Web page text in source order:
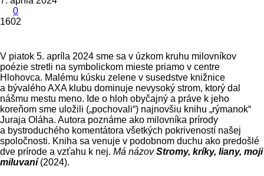
0
1602
V piatok 5. apríla 2024 sme sa v úzkom kruhu milovníkov
poézie stretli na symbolickom mieste priamo v centre
Hlohovca. Malému kúsku zelene v susedstve knižnice
a bývalého AXA klubu dominuje nevysoký strom, ktorý dal
nášmu mestu meno. Ide o hloh obyčajný a práve k jeho
koreňom sme uložili („pochovali“) najnovšiu knihu „rýmanok“
Juraja Oláha. Autora poznáme ako milovníka prírody
a bystroduchého komentátora všetkých pokriveností našej
spoločnosti. Kniha sa venuje v podobnom duchu ako predošlé
dve prírode a vzťahu k nej. Má názovStromy, kríky, liany, moji
miluvaní (2024).